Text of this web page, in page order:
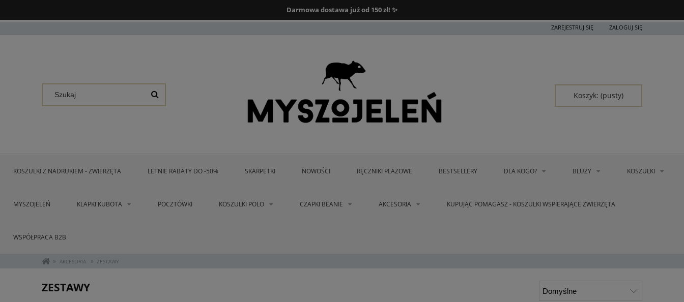
Darmowa dostawa od 150 zł.
Darmowa dostawa już od 150 zł! ✨
ZAREJESTRUJ SIĘ ZALOGUJ SIĘ
Koszyk: (pusty)
KOSZULKI Z NADRUKIEM - ZWIERZĘTA LETNIE RABATY DO -50% SKARPETKI NOWOŚCI RĘCZNIKI PLAŻOWE BESTSELLERY DLA KOGO? BLUZY KOSZULKI
MYSZOJELEŃ KLAPKI KUBOTA POCZTÓWKI KOSZULKI POLO CZAPKI BEANIE AKCESORIA KUPUJĄC POMAGASZ - KOSZULKI WSPIERAJĄCE ZWIERZĘTA
WSPÓŁPRACA B2B
» AKCESORIA » ZESTAWY
ZESTAWY